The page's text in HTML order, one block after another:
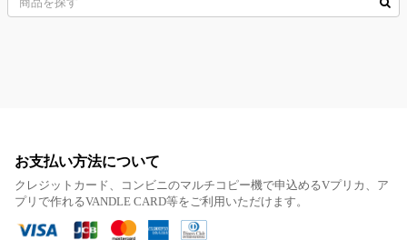
お支払い方法について
クレジットカード、コンビニのマルチコピー機で申込めるVプリカ、ア
プリで作れるVANDLE CARD等をご利用いただけます。